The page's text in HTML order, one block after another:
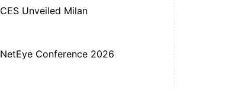
CES Unveiled Milan
NetEye Conference 2026